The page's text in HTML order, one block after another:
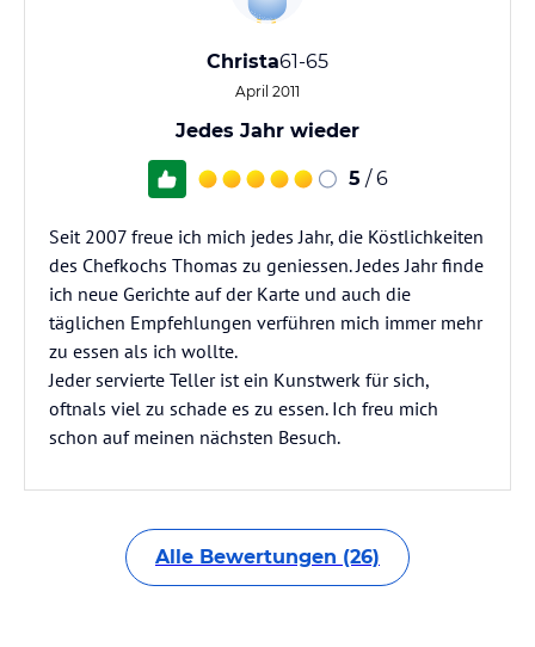
Christa61-65
April 2011
Jedes Jahr wieder
5 / 6
Seit 2007 freue ich mich jedes Jahr, die Köstlichkeiten
des Chefkochs Thomas zu geniessen. Jedes Jahr finde
ich neue Gerichte auf der Karte und auch die
täglichen Empfehlungen verführen mich immer mehr
zu essen als ich wollte.
Jeder servierte Teller ist ein Kunstwerk für sich,
oftnals viel zu schade es zu essen. Ich freu mich
schon auf meinen nächsten Besuch.
Alle Bewertungen (26)